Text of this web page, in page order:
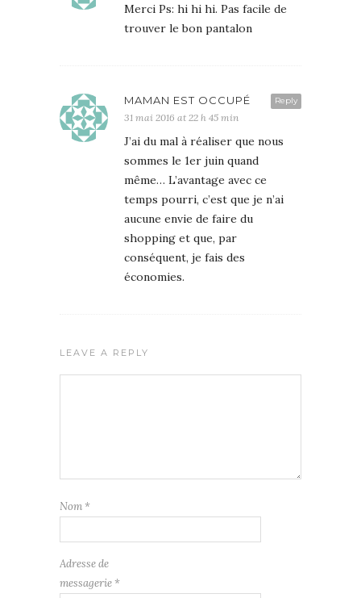
Merci Ps: hi hi hi. Pas facile de
trouver le bon pantalon
Reply
MAMAN EST OCCUPÉ
31 mai 2016 at 22 h 45 min
J’ai du mal à réaliser que nous
sommes le 1er juin quand
même… L’avantage avec ce
temps pourri, c’est que je n’ai
aucune envie de faire du
shopping et que, par
conséquent, je fais des
économies.
LEAVE A REPLY
Nom *
Adresse de
messagerie *